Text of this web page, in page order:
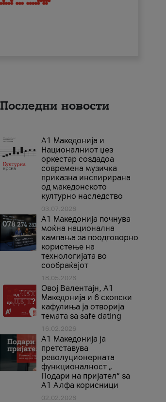
Последни новости
А1 Македонија и
Националниот џез
оркестар создадоа
современа музичка
приказна инспирирана
од македонското
културно наследство
03.07.2026
A1 Македонија почнува
моќна национална
кампања за поодговорно
користење на
технологијата во
сообраќајот
18.05.2026
Овој Валентајн, A1
Македонија и 6 скопски
кафулиња ја отворија
темата за safe dating
16.02.2026
А1 Македонија ја
претставува
револуционерната
функционалност „
Подари на пријател“ за
А1 Алфа корисници
02.02.2026